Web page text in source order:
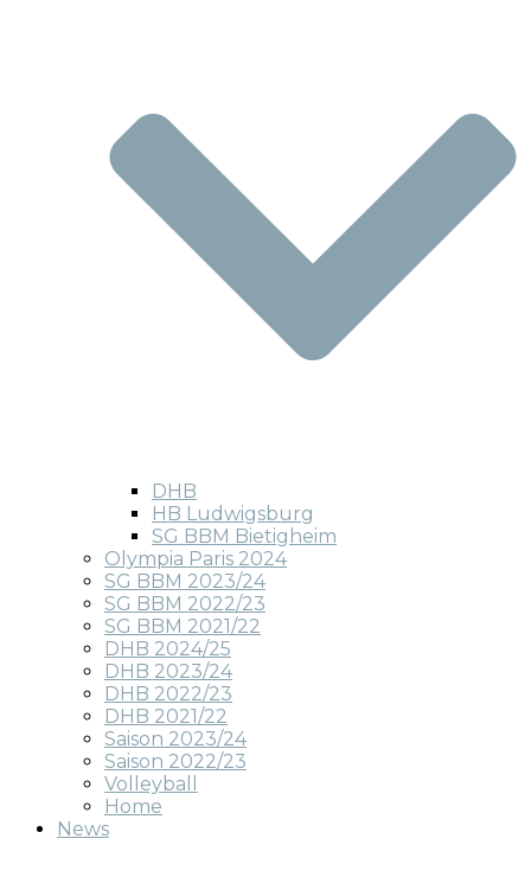
DHB
HB Ludwigsburg
SG BBM Bietigheim
Olympia Paris 2024
SG BBM 2023/24
SG BBM 2022/23
SG BBM 2021/22
DHB 2024/25
DHB 2023/24
DHB 2022/23
DHB 2021/22
Saison 2023/24
Saison 2022/23
Volleyball
Home
News